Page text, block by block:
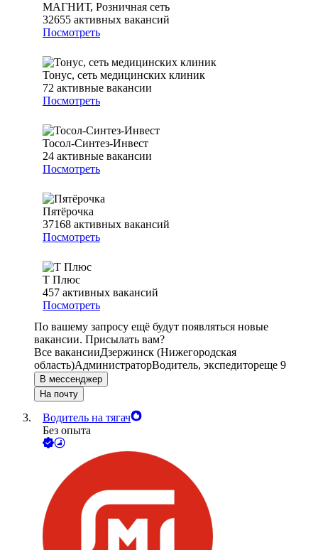
МАГНИТ, Розничная сеть
32655 активных вакансий
Посмотреть
Тонус, сеть медицинских клиник
72 активные вакансии
Посмотреть
Тосол-Синтез-Инвест
24 активные вакансии
Посмотреть
Пятёрочка
37168 активных вакансий
Посмотреть
Т Плюс
457 активных вакансий
Посмотреть
По вашему запросу ещё будут появляться новые
вакансии. Присылать вам?
Все вакансииДзержинск (Нижегородская
область)АдминистраторВодитель, экспедитореще 9
В мессенджер
На почту
Водитель на тягач
Без опыта